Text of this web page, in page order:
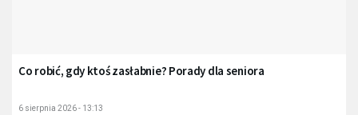
Co robić, gdy ktoś zasłabnie? Porady dla seniora
6 sierpnia 2026 - 13:13